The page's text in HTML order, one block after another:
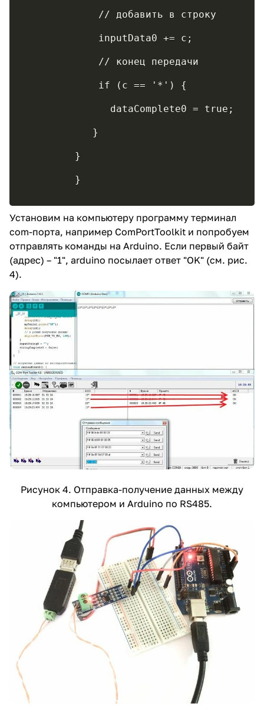
	     inputData0 += c;
	     // конец передачи
	     if (с == '*') {
	       dataComplete0 = true;
	    }
	 }
Установим на компьютеру программу терминал
com-порта, например ComPortToolkit и попробуем
отправлять команды на Arduino. Если первый байт
(адрес) – "1", arduino посылает ответ "OK" (см. рис.
4).
Рисунок 4. Отправка-получение данных между
компьютером и Arduino по RS485.